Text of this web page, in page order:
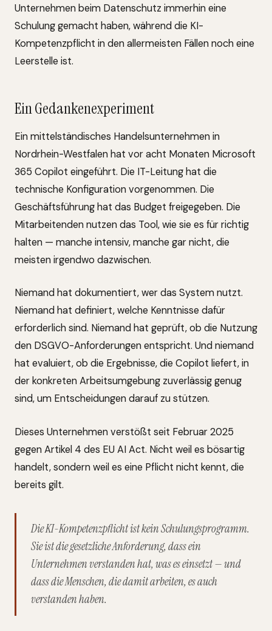
Unternehmen beim Datenschutz immerhin eine
Schulung gemacht haben, während die KI-
Kompetenzpflicht in den allermeisten Fällen noch eine
Leerstelle ist.
Ein Gedankenexperiment
Ein mittelständisches Handelsunternehmen in
Nordrhein-Westfalen hat vor acht Monaten Microsoft
365 Copilot eingeführt. Die IT-Leitung hat die
technische Konfiguration vorgenommen. Die
Geschäftsführung hat das Budget freigegeben. Die
Mitarbeitenden nutzen das Tool, wie sie es für richtig
halten — manche intensiv, manche gar nicht, die
meisten irgendwo dazwischen.
Niemand hat dokumentiert, wer das System nutzt.
Niemand hat definiert, welche Kenntnisse dafür
erforderlich sind. Niemand hat geprüft, ob die Nutzung
den DSGVO-Anforderungen entspricht. Und niemand
hat evaluiert, ob die Ergebnisse, die Copilot liefert, in
der konkreten Arbeitsumgebung zuverlässig genug
sind, um Entscheidungen darauf zu stützen.
Dieses Unternehmen verstößt seit Februar 2025
gegen Artikel 4 des EU AI Act. Nicht weil es bösartig
handelt, sondern weil es eine Pflicht nicht kennt, die
bereits gilt.
Die KI-Kompetenzpflicht ist kein Schulungsprogramm.
Sie ist die gesetzliche Anforderung, dass ein
Unternehmen verstanden hat, was es einsetzt — und
dass die Menschen, die damit arbeiten, es auch
verstanden haben.